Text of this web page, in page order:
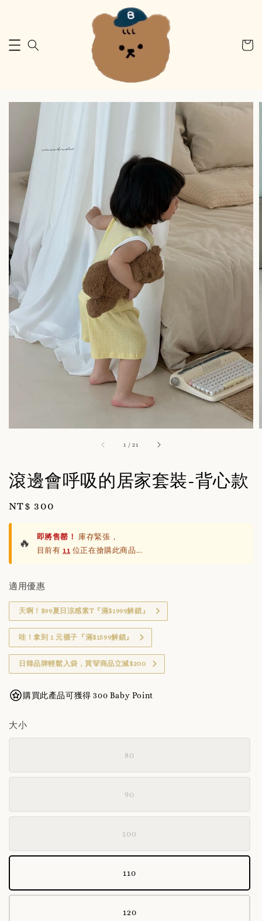
1 /21
滾邊會呼吸的居家套裝-背心款
Regular
price
NT$ 300
🔥 即將售罄！
庫存緊張，
目前有 11 位正在搶購此商品...
適用優惠
天啊！$99夏日涼感素T『滿$1999解鎖』
哇！拿到 1 元襪子『滿$1599解鎖』
日韓品牌輕鬆入袋，買🐻商品立減$200
購買此產品可獲得 300 Baby Point
大小
80
90
100
110
120